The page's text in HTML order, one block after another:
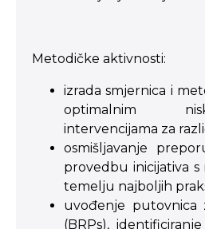
Metodičke aktivnosti:
izrada smjernica i
optimalnim
intervencijama za
osmišljavanje
provedbu inicijativa
temelju najboljih
uvođenje putovnica
(BRPs),